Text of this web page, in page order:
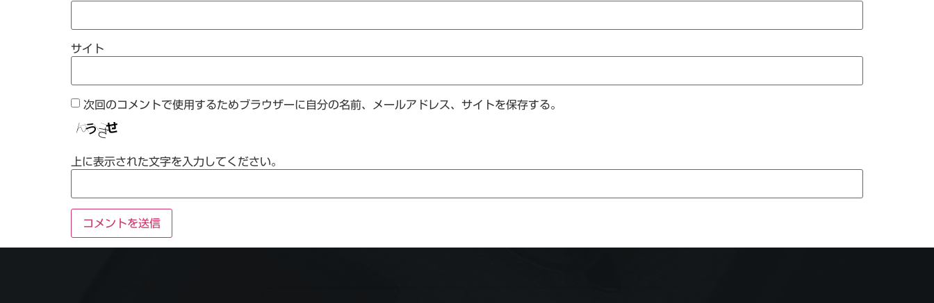
サイト
次回のコメントで使用するためブラウザーに自分の名前、メールアドレス、サイトを保存する。
上に表示された文字を入力してください。